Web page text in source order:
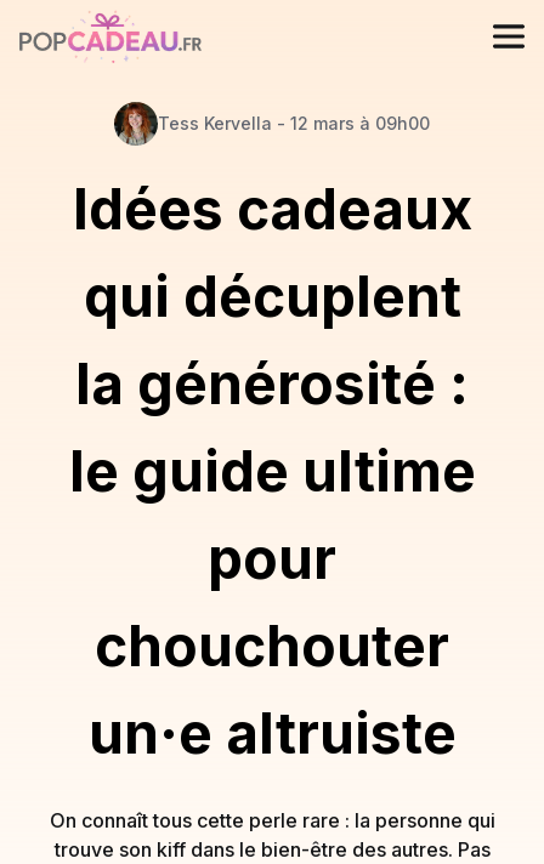
Tess Kervella - 12 mars à 09h00
Idées cadeaux
qui décuplent
la générosité :
le guide ultime
pour
chouchouter
un·e altruiste
On connaît tous cette perle rare : la personne qui
trouve son kiff dans le bien-être des autres. Pas